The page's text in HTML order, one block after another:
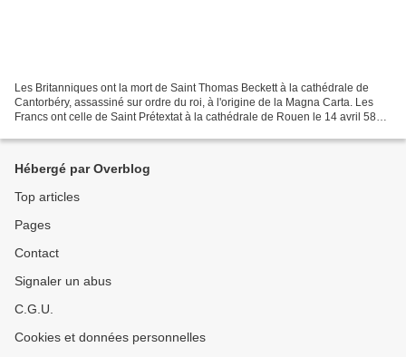
Les Britanniques ont la mort de Saint Thomas Beckett à la cathédrale de
Cantorbéry, assassiné sur ordre du roi, à l'origine de la Magna Carta. Les
Francs ont celle de Saint Prétextat à la cathédrale de Rouen le 14 avril 586
Hébergé par Overblog
Top articles
Pages
Contact
Signaler un abus
C.G.U.
Cookies et données personnelles